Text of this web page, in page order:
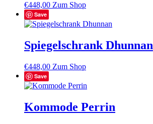
€448,00 Zum Shop
Save
Spiegelschrank Dhunnan
€448,00 Zum Shop
Save
Kommode Perrin